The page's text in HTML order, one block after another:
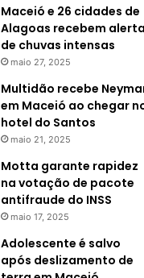
Maceió e 26 cidades de
Alagoas recebem alerta
de chuvas intensas
maio 27, 2025
Multidão recebe
em Maceió ao chegar
hotel do Santos
maio 21, 2025
Motta garante rapidez
na votação de pacote
antifraude do INSS
maio 17, 2025
Adolescente é salvo
após deslizamento de